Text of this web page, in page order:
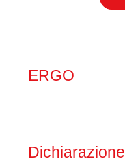
ERGO